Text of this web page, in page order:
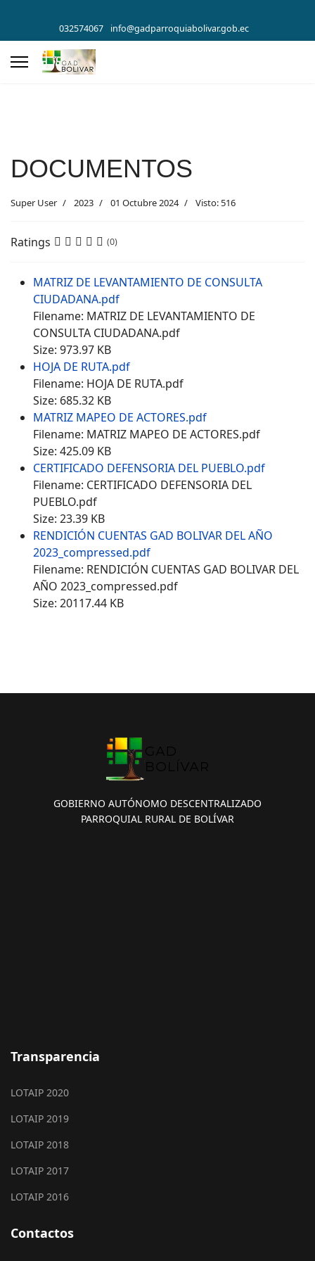
032574067 info@gadparroquiabolivar.gob.ec
DOCUMENTOS
Super User 2023 01 Octubre 2024 Visto: 516
Ratings (0)
MATRIZ DE LEVANTAMIENTO DE CONSULTA
CIUDADANA.pdf
Filename: MATRIZ DE LEVANTAMIENTO DE
CONSULTA CIUDADANA.pdf
Size: 973.97 KB
HOJA DE RUTA.pdf
Filename: HOJA DE RUTA.pdf
Size: 685.32 KB
MATRIZ MAPEO DE ACTORES.pdf
Filename: MATRIZ MAPEO DE ACTORES.pdf
Size: 425.09 KB
CERTIFICADO DEFENSORIA DEL PUEBLO.pdf
Filename: CERTIFICADO DEFENSORIA DEL
PUEBLO.pdf
Size: 23.39 KB
RENDICIÓN CUENTAS GAD BOLIVAR DEL AÑO
2023_compressed.pdf
Filename: RENDICIÓN CUENTAS GAD BOLIVAR DEL
AÑO 2023_compressed.pdf
Size: 20117.44 KB
GOBIERNO AUTÓNOMO DESCENTRALIZADO
PARROQUIAL RURAL DE BOLÍVAR
Transparencia
LOTAIP 2020
LOTAIP 2019
LOTAIP 2018
LOTAIP 2017
LOTAIP 2016
Contactos